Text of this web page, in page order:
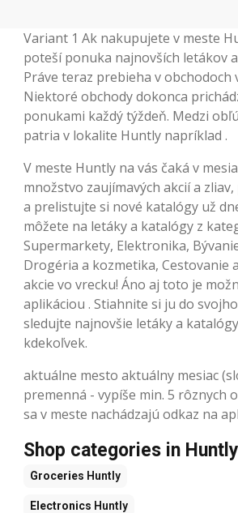
Variant 1 Ak nakupujete v meste
poteší ponuka najnovších letákov
Práve teraz prebieha v obchodoch
Niektoré obchody dokonca
ponukami každý týždeň. Medzi
patria v lokalite Huntly napríklad .
V meste Huntly na vás čaká v
množstvo zaujímavých akcií a
a prelistujte si nové katalógy už
môžete na letáky a katalógy z
Supermarkety, Elektronika,
Drogéria a kozmetika, Cestovanie
akcie vo vrecku! Áno aj toto je
aplikáciou . Stiahnite si ju do
sledujte najnovšie letáky a
kdekoľvek.
aktuálne mesto aktuálny mesiac
premenná - vypíše min. 5 rôznych
sa v meste nachádzajú odkaz na
Shop categories in Huntly
Groceries Huntly
Electronics Huntly